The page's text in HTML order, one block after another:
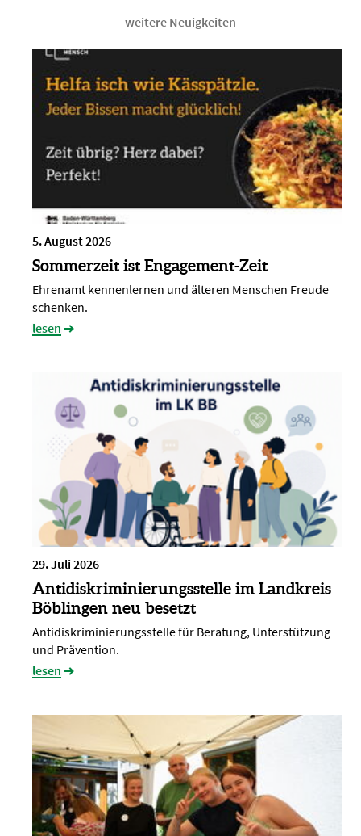
weitere Neuigkeiten
5. August 2026
Sommerzeit ist Engagement-Zeit
Ehrenamt kennenlernen und älteren Menschen Freude
schenken.
lesen
29. Juli 2026
Antidiskriminierungsstelle im Landkreis
Böblingen neu besetzt
Antidiskriminierungsstelle für Beratung, Unterstützung
und Prävention.
lesen